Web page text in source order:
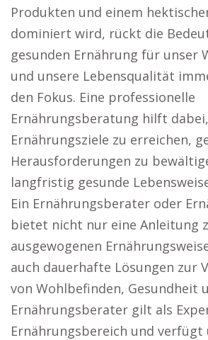
Produkten und einem
dominiert wird, rückt die
gesunden Ernährung für unser
und unsere Lebensqualität
den Fokus. Eine professionelle
Ernährungsberatung hilft
Ernährungsziele zu erreichen,
Herausforderungen zu
langfristig gesunde
Ein Ernährungsberater oder
bietet nicht nur eine Anleitung
ausgewogenen
auch dauerhafte Lösungen zur
von Wohlbefinden, Gesundheit
Ernährungsberater gilt als
Ernährungsbereich und verfügt